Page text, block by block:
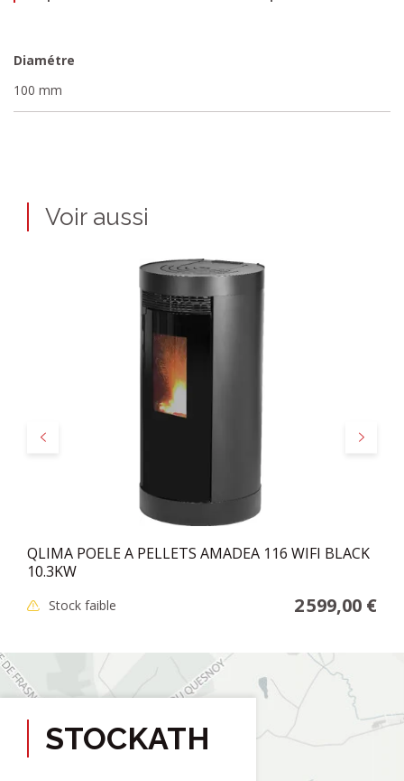
Diamétre
100 mm
Voir aussi
Précédent Suivant
QLIMA POELE A PELLETS AMADEA 116 WIFI BLACK
10.3KW
Stock faible 2 599,00 €
STOCKATH